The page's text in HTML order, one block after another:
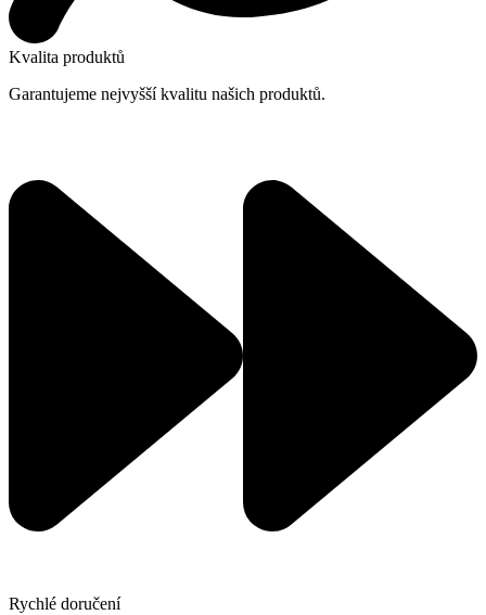
Kvalita produktů
Garantujeme nejvyšší kvalitu našich produktů.
Rychlé doručení